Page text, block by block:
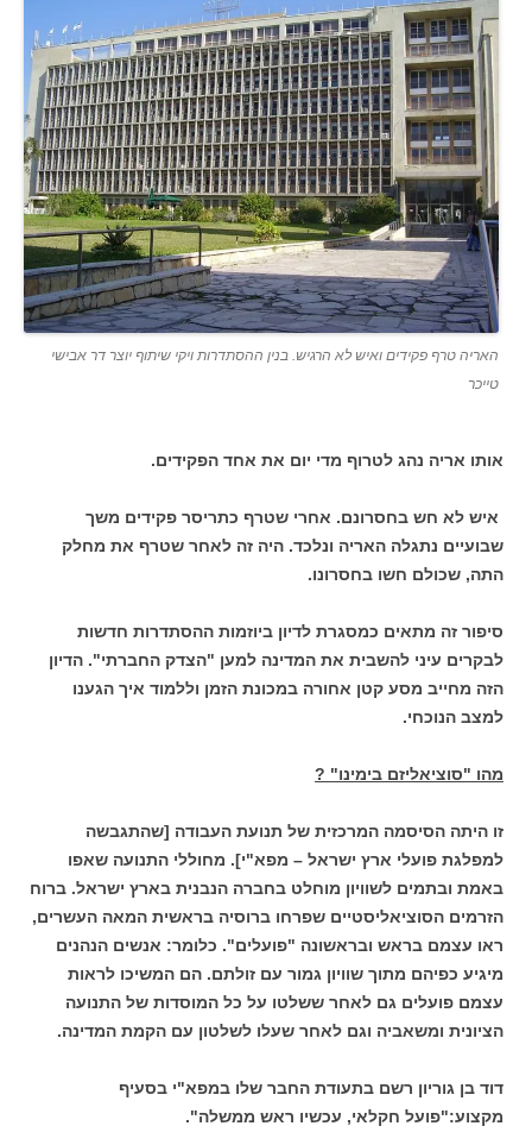
האריה טרף פקידים ואיש לא הרגיש. בנין ההסתדרות ויקי שיתוף יוצר דר אבישי
טייכר
אותו אריה נהג לטרוף מדי יום את אחד הפקידים.
איש לא חש בחסרונם. אחרי שטרף כתריסר פקידים משך
שבועיים נתגלה האריה ונלכד. היה זה לאחר שטרף את מחלק
התה, שכולם חשו בחסרונו.
סיפור זה מתאים כמסגרת לדיון ביוזמות ההסתדרות חדשות
לבקרים עיני להשבית את המדינה למען "הצדק החברתי". הדיון
הזה מחייב מסע קטן אחורה במכונת הזמן וללמוד איך הגענו
למצב הנוכחי.
מהו "סוציאליזם בימינו" ?
זו היתה הסיסמה המרכזית של תנועת העבודה [שהתגבשה
למפלגת פועלי ארץ ישראל – מפא"י]. מחוללי התנועה שאפו
באמת ובתמים לשוויון מוחלט בחברה הנבנית בארץ ישראל. ברוח
הזרמים הסוציאליסטיים שפרחו ברוסיה בראשית המאה העשרים,
ראו עצמם בראש ובראשונה "פועלים". כלומר: אנשים הנהנים
מיגיע כפיהם מתוך שוויון גמור עם זולתם. הם המשיכו לראות
עצמם פועלים גם לאחר ששלטו על כל המוסדות של התנועה
הציונית ומשאביה וגם לאחר שעלו לשלטון עם הקמת המדינה.
דוד בן גוריון רשם בתעודת החבר שלו במפא"י בסעיף
מקצוע:"פועל חקלאי, עכשיו ראש ממשלה".